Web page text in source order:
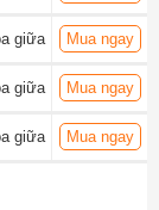
giữa Mua ngay
giữa Mua ngay
giữa Mua ngay